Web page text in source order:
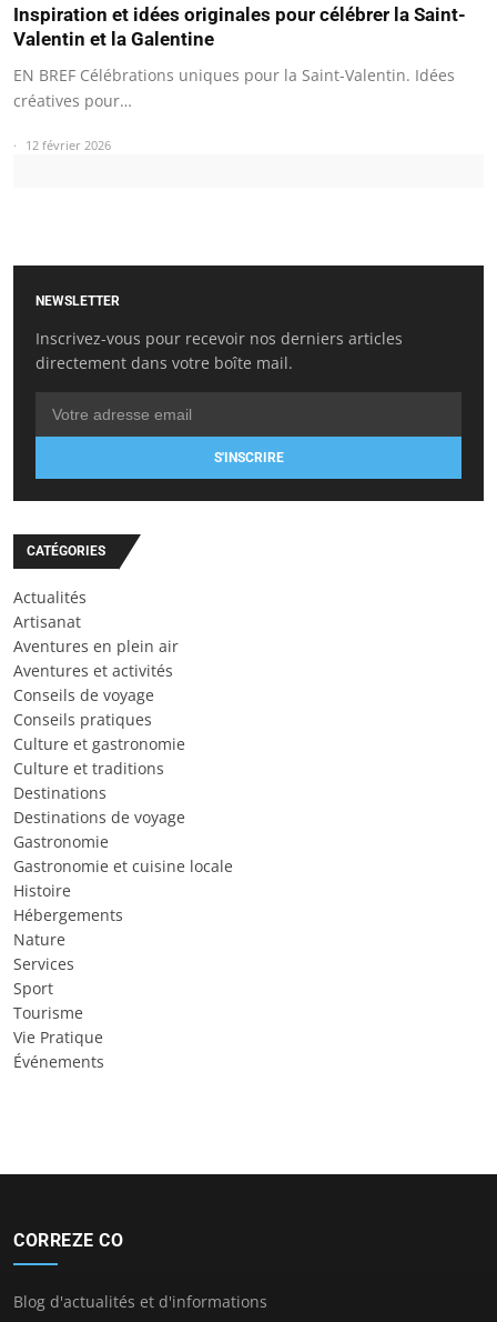
Inspiration et idées originales pour célébrer la Saint-
Valentin et la Galentine
EN BREF Célébrations uniques pour la Saint-Valentin. Idées
créatives pour…
12 février 2026
NEWSLETTER
Inscrivez-vous pour recevoir nos derniers articles
directement dans votre boîte mail.
S'INSCRIRE
CATÉGORIES
Actualités
Artisanat
Aventures en plein air
Aventures et activités
Conseils de voyage
Conseils pratiques
Culture et gastronomie
Culture et traditions
Destinations
Destinations de voyage
Gastronomie
Gastronomie et cuisine locale
Histoire
Hébergements
Nature
Services
Sport
Tourisme
Vie Pratique
Événements
CORREZE CO
Blog d'actualités et d'informations